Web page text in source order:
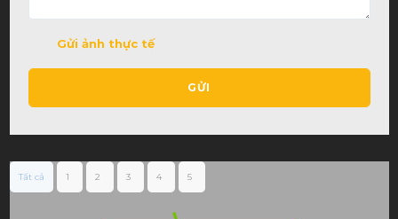
Gửi ảnh thực tế
GỬI
Tất cả 1 2 3 4 5